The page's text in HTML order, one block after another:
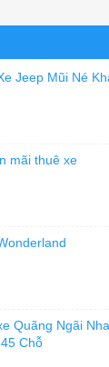
Jeep Mũi Né
mãi thuê xe
Quãng Ngãi
Chỗ